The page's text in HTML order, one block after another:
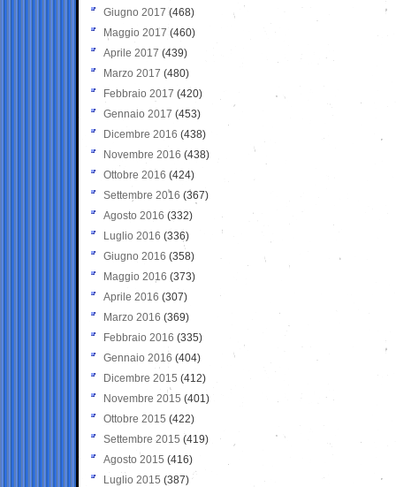
Giugno 2017 (468)
Maggio 2017 (460)
Aprile 2017 (439)
Marzo 2017 (480)
Febbraio 2017 (420)
Gennaio 2017 (453)
Dicembre 2016 (438)
Novembre 2016 (438)
Ottobre 2016 (424)
Settembre 2016 (367)
Agosto 2016 (332)
Luglio 2016 (336)
Giugno 2016 (358)
Maggio 2016 (373)
Aprile 2016 (307)
Marzo 2016 (369)
Febbraio 2016 (335)
Gennaio 2016 (404)
Dicembre 2015 (412)
Novembre 2015 (401)
Ottobre 2015 (422)
Settembre 2015 (419)
Agosto 2015 (416)
Luglio 2015 (387)